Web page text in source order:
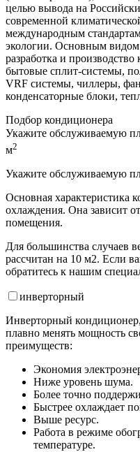
целью вывода на
современной
международным
экологии. Основным видом
разработка и
бытовые сплит-системы,
VRF системы, чиллеры,
конденсаторные блоки,
Подбор кондиционера
Укажите обслуживаемую
м2
Укажите обслуживаемую
Основная характеристика
охлаждения. Она зависит
помещения.
Для большинства случаев
рассчитан на 10 м2. Если
обратитесь к нашим
инверторный
Инверторный
плавно менять мощность
преимуществ:
Экономия
Ниже уровень шума.
Более точно
Быстрее охлаждает
Выше ресурс.
Работа в режиме
температуре.